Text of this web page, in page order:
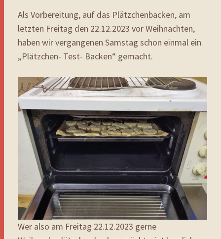
Als Vorbereitung, auf das Plätzchenbacken, am
letzten Freitag den 22.12.2023 vor Weihnachten,
haben wir vergangenen Samstag schon einmal ein
„Plätzchen- Test- Backen“ gemacht.
Wer also am Freitag 22.12.2023 gerne